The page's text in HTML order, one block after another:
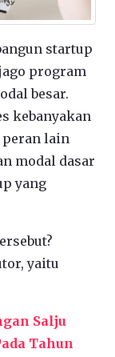
startup
program
besar.
kebanyakan
peran lain
modal dasar
yang
yaitu
Salju
Tahun